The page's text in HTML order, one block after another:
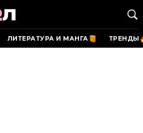
ЛИТЕРАТУРА И МАНГА ТРЕНДЫ